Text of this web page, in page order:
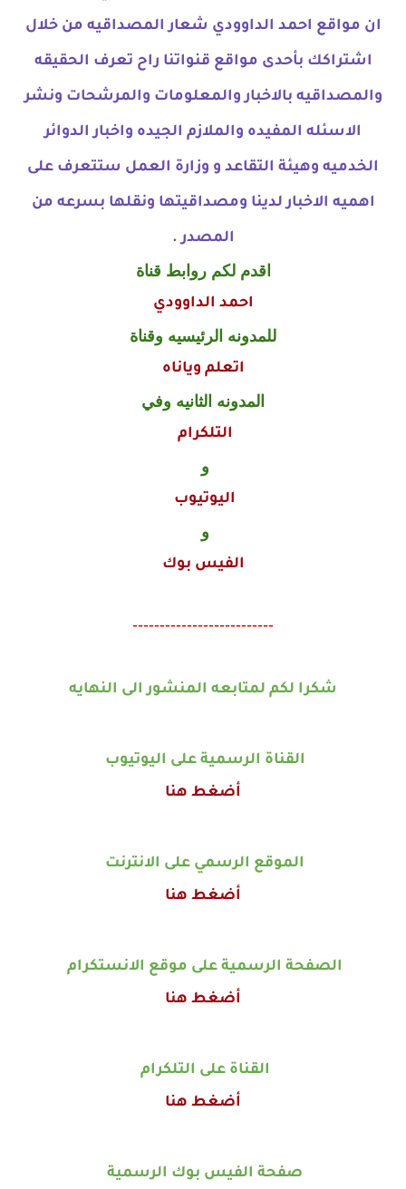
ان مواقع احمد الداوودي شعار المصداقيه من خلال
اشتراكك بأحدى مواقع قنواتنا راح تعرف الحقيقه
والمصداقيه بالاخبار والمعلومات والمرشحات ونشر
الاسئله المفيده والملازم الجيده واخبار الدوائر
الخدميه وهيئة التقاعد و وزارة العمل ستتعرف على
اهميه الاخبار لدينا ومصداقيتها ونقلها بسرعه من
المصدر .
اقدم لكم روابط قناة
احمد الداوودي
للمدونه الرئيسيه وقناة
اتعلم وياناه
المدونه الثانيه وفي
التلكرام
و
اليوتيوب
و
الفيس بوك
--------------------------
شكرا لكم لمتابعه المنشور الى النهايه
القناة الرسمية على اليوتيوب
أضغط هنا
الموقع الرسمي على الانترنت
أضغط هنا
الصفحة الرسمية على موقع الانستكرام
أضغط هنا
القناة على التلكرام
أضغط هنا
صفحة الفيس بوك الرسمية